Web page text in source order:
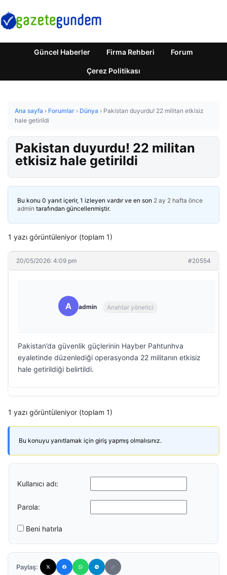
Güncel Haberler Firma Rehberi Forum
Çerez Politikası
Ana sayfa › Forumlar › Dünya › Pakistan duyurdu! 22 militan etkisiz
hale getirildi
Pakistan duyurdu! 22 militan
etkisiz hale getirildi
Bu konu 0 yanıt içerir, 1 izleyen vardır ve en son 2 ay 2 hafta önce
admin tarafından güncellenmiştir.
1 yazı görüntüleniyor (toplam 1)
20/05/2026: 4:09 pm #20554
A admin Anahtar yönetici
Pakistan’da güvenlik güçlerinin Hayber Pahtunhva
eyaletinde düzenlediği operasyonda 22 militanın etkisiz
hale getirildiği belirtildi.
1 yazı görüntüleniyor (toplam 1)
Bu konuyu yanıtlamak için giriş yapmış olmalısınız.
Kullanıcı adı:
Parola:
Beni hatırla
Paylaş: